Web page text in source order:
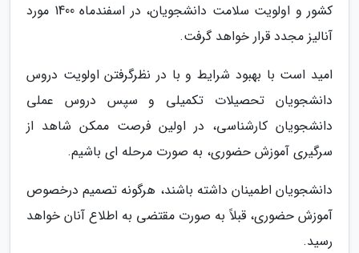
کشور و اولویت سلامت دانشجویان، در اسفندماه 1400 مورد
آنالیز مجدد قرار خواهد گرفت.
امید است با بهبود شرایط و با در نظرگرفتن اولویت دروس
دانشجویان تحصیلات تکمیلی و سپس دروس عملی
دانشجویان کارشناسی، در اولین فرصت ممکن شاهد از
سرگیری آموزش حضوری، به صورت مرحله ای باشیم.
دانشجویان اطمینان داشته باشند، هرگونه تصمیم درخصوص
آموزش حضوری، قبلاً به صورت مقتضی به اطلاع آنان خواهد
رسید.